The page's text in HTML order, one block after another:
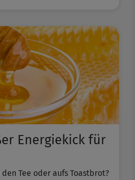
Energiekick für
Tee oder aufs Toastbrot?